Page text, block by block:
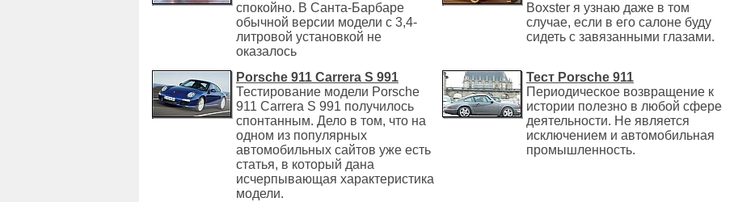
спокойно. В Санта-Барбаре
обычной версии модели с 3,4-
литровой установкой не
оказалось
Boxster я узнаю даже в том
случае, если в его салоне буду
сидеть с завязанными глазами.
Porsche 911 Carrera S 991
Тестирование модели Porsche
911 Carrera S 991 получилось
спонтанным. Дело в том, что на
одном из популярных
автомобильных сайтов уже есть
статья, в который дана
исчерпывающая характеристика
модели.
Тест Porsche 911
Периодическое возвращение к
истории полезно в любой сфере
деятельности. Не является
исключением и автомобильная
промышленность.